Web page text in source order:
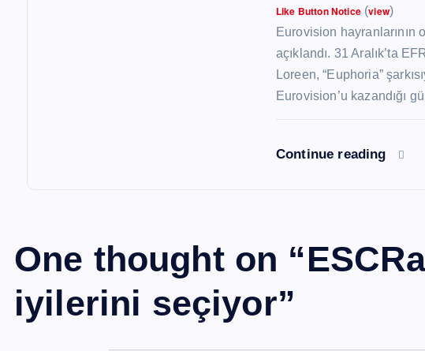
Like Button Notice(view)
Eurovision hayranlarının
açıklandı. 31 Aralık’ta
Loreen, “Euphoria”
Eurovision’u kazandığı
Continue reading
One thought on “
iyilerini seçiyor”